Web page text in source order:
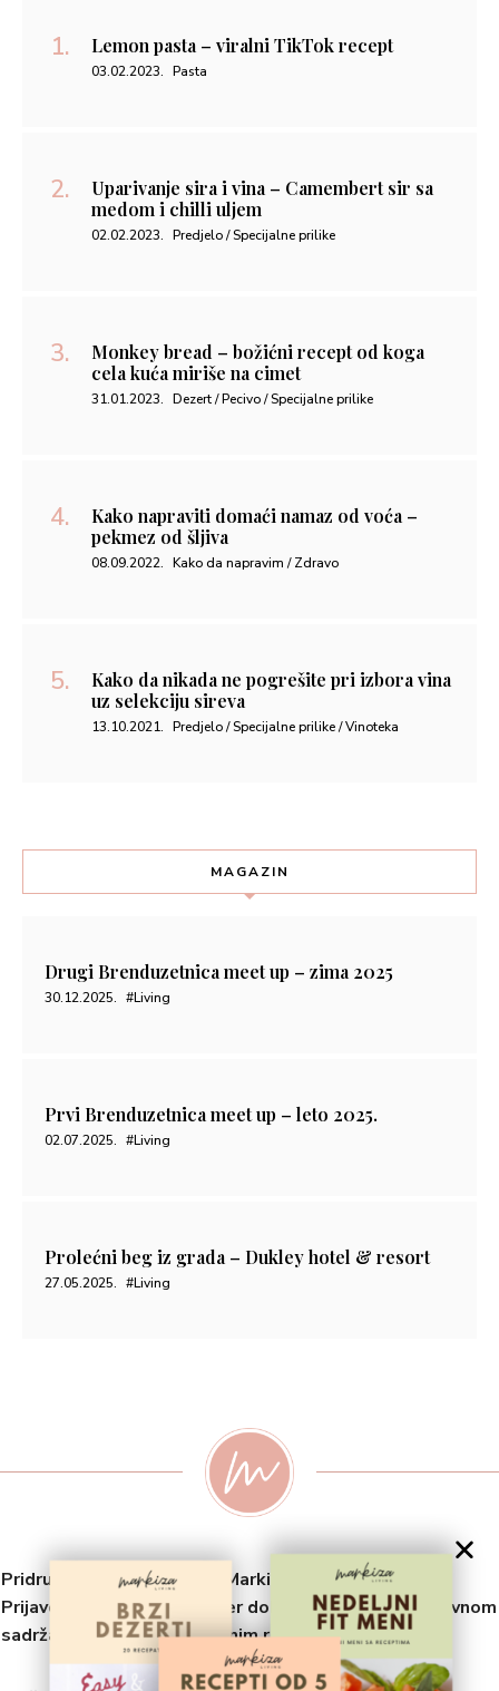
Lemon pasta – viralni TikTok recept
03.02.2023. Pasta
Uparivanje sira i vina – Camembert sir sa
medom i chilli uljem
02.02.2023. Predjelo / Specijalne prilike
Monkey bread – božićni recept od koga
cela kuća miriše na cimet
31.01.2023. Dezert / Pecivo / Specijalne prilike
Kako napraviti domaći namaz od voća –
pekmez od šljiva
08.09.2022. Kako da napravim / Zdravo
Kako da nikada ne pogrešite pri izbora vina
uz selekciju sireva
13.10.2021. Predjelo / Specijalne prilike / Vinoteka
MAGAZIN
Drugi Brenduzetnica meet up – zima 2025
30.12.2025. #Living
Prvi Brenduzetnica meet up – leto 2025.
02.07.2025. #Living
Prolećni beg iz grada – Dukley hotel & resort
27.05.2025. #Living
Pridruži se odabranoj listi Markiza Living zajednice!
Prijavom na ovaj newsletter dobijaš pristup ekskluzivnom
sadržaju, savetima i posebnim receptima.